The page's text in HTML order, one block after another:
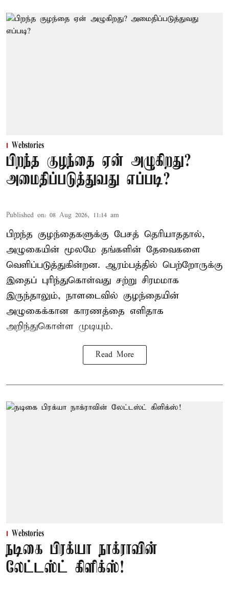
Webstories
பிறந்த குழந்தை ஏன் அழுகிறது?
அமைதிப்படுத்துவது எப்படி?
Published on: 08 Aug 2026, 11:14 am
பிறந்த குழந்தைகளுக்கு பேசத் தெரியாததால்,
அழுகையின் மூலமே தங்களின் தேவைகளை
வெளிப்படுத்துகின்றன. ஆரம்பத்தில் பெற்றோருக்கு
இதைப் புரிந்துகொள்வது சற்று சிரமமாக
இருந்தாலும், நாளடைவில் குழந்தையின்
அழுகைக்கான காரணத்தை எளிதாக
அறிந்துகொள்ள முடியும்.
Read More
Webstories
நடிகை பிரக்யா நாக்ராவின்
லேட்டஸ்ட் கிளிக்ஸ்!